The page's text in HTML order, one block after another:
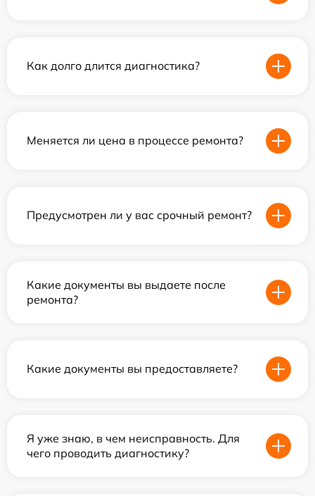
Как долго длится диагностика?
Меняется ли цена в процессе ремонта?
Предусмотрен ли у вас срочный ремонт?
Какие документы вы выдаете после
ремонта?
Какие документы вы предоставляете?
Я уже знаю, в чем неисправность. Для
чего проводить диагностику?